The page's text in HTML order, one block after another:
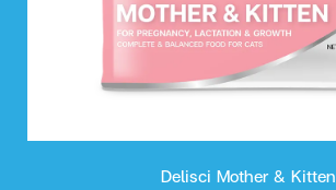
Delisci Mother & Kitten